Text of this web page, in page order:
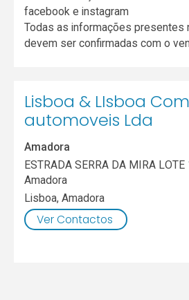
facebook e instagram
Todas as informações presentes
devem ser confirmadas com o
Lisboa & LIsboa
automoveis Lda
Amadora
ESTRADA SERRA DA MIRA
Amadora
Lisboa,Amadora
Ver Contactos